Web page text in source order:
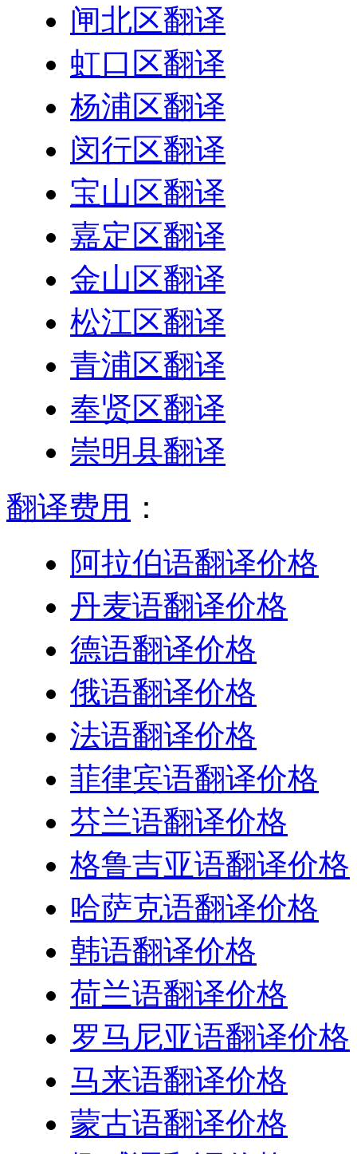
闸北区翻译
虹口区翻译
杨浦区翻译
闵行区翻译
宝山区翻译
嘉定区翻译
金山区翻译
松江区翻译
青浦区翻译
奉贤区翻译
崇明县翻译
翻译费用 ：
阿拉伯语翻译价格
丹麦语翻译价格
德语翻译价格
俄语翻译价格
法语翻译价格
菲律宾语翻译价格
芬兰语翻译价格
格鲁吉亚语翻译价格
哈萨克语翻译价格
韩语翻译价格
荷兰语翻译价格
罗马尼亚语翻译价格
马来语翻译价格
蒙古语翻译价格